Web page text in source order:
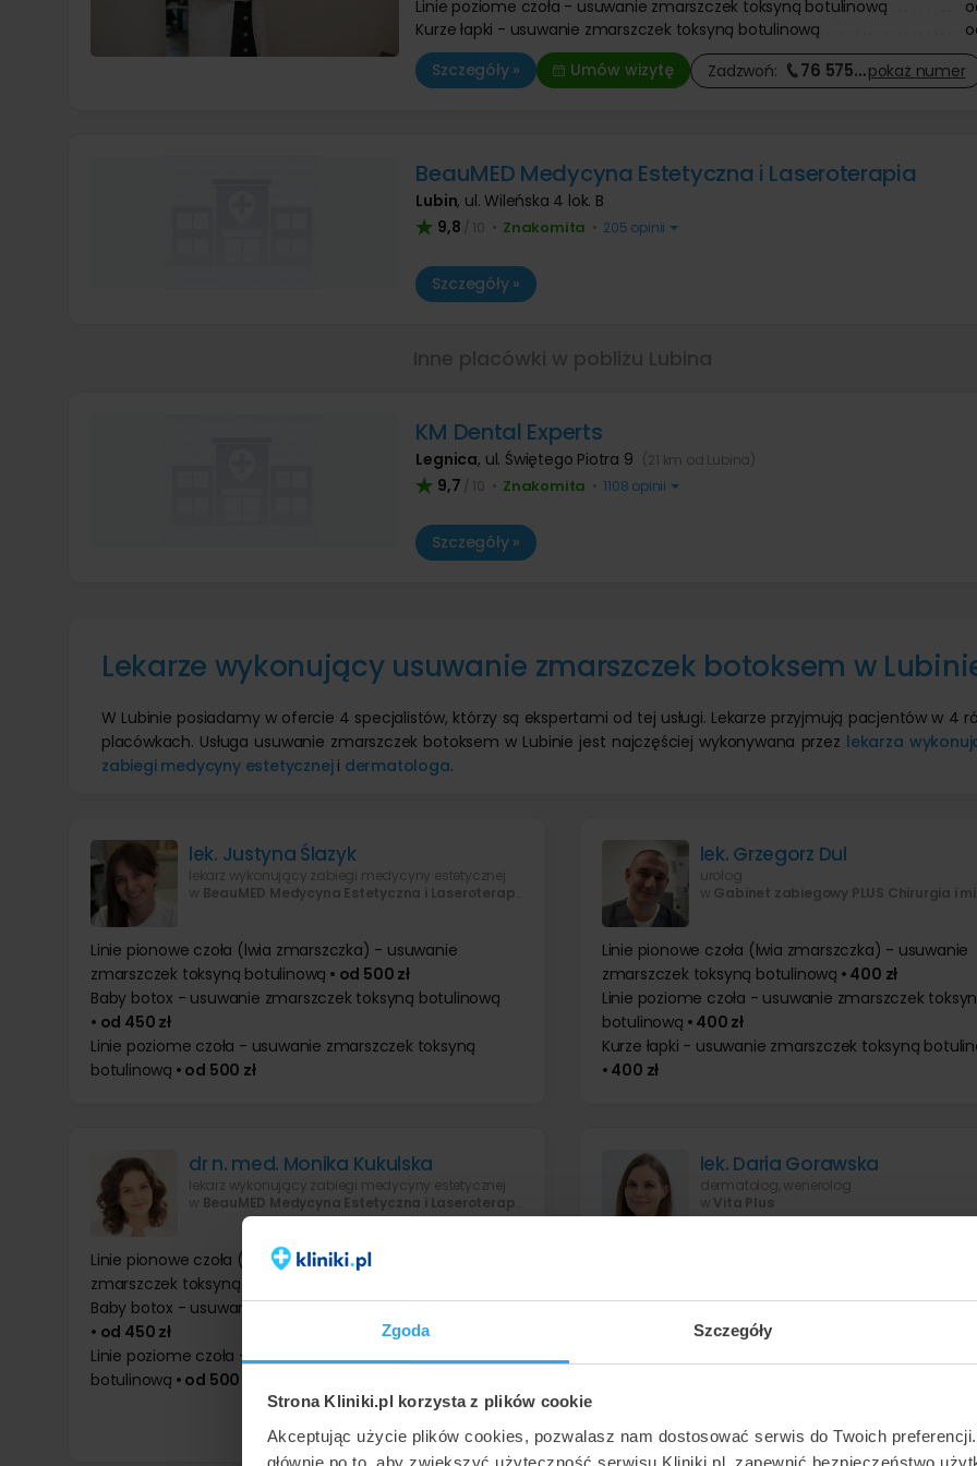
Zgoda Szczegóły
Strona Kliniki.pl korzysta z plików cookie
Akceptując użycie plików cookies, pozwalasz nam dostosować serwis do Twoich
głównie po to, aby zwiększyć użyteczność serwisu Kliniki.pl, zapewnić bezpieczeństwo
Linie poziome czoła - usuwanie zmarszczek toksyną botulinową
Kurze łapki - usuwanie zmarszczek toksyną botulinową
Szczegóły »
Umów wizytę Zadzwoń: 76 575…pokaż numer
BeauMED Medycyna Estetyczna i Laseroterapia
Lubin, ul. Wileńska 4 lok. B
9,8 / 10 • Znakomita • 205 opinii
Szczegóły »
KM Dental Experts
Legnica, ul. Świętego Piotra 9 (21 km od Lubina)
9,7 / 10 • Znakomita • 1108 opinii
Szczegóły »
Lekarze wykonujący usuwanie zmarszczek botoksem w
W Lubinie posiadamy w ofercie 4 specjalistów, którzy są ekspertami od tej usługi. Lekarze przyjmują pacjentów w 4
placówkach. Usługa usuwanie zmarszczek botoksem w Lubinie jest najczęściej wykonywana przez lekarza
zabiegi medycyny estetyczneji dermatologa.
lek. Justyna Ślazyk
lekarz wykonujący zabiegi medycyny estetycznej
w BeauMED Medycyna Estetyczna i Laseroterapia
Linie pionowe czoła (lwia zmarszczka) - usuwanie
zmarszczek toksyną botulinową • od 500 zł
Baby botox - usuwanie zmarszczek toksyną botulinową
• od 450 zł
Linie poziome czoła - usuwanie zmarszczek toksyną
botulinową • od 500 zł
lek. Grzegorz Dul
urolog
w Gabinet zabiegowy PLUS Chirurgia i
Linie pionowe czoła (lwia zmarszczka) - usuwanie
zmarszczek toksyną botulinową • 400 zł
Linie poziome czoła - usuwanie zmarszczek
botulinową • 400 zł
Kurze łapki - usuwanie zmarszczek toksyną
• 400 zł
dr n. med. Monika Kukulska
lekarz wykonujący zabiegi medycyny estetycznej
w BeauMED Medycyna Estetyczna i Laseroterapia
Linie pionowe czoła (lwia zmarszczka) - usuwanie
zmarszczek toksyną botulinową
Baby botox - usuwanie zmarszczek toksyną botulinową
• od 450 zł
Linie poziome czoła - usuwanie zmarszczek toksyną
botulinową • od 500 zł
lek. Daria Gorawska
dermatolog, wenerolog
w Vita Plus
Wywinięcie ust za pomocą toksyny botulinowej
• od 500 zł